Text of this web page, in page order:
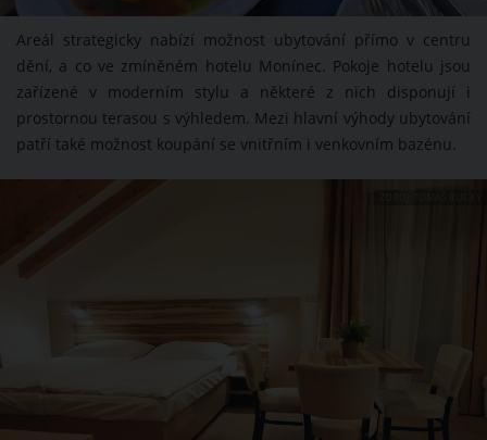
Areál strategicky nabízí možnost ubytování přímo v centru
dění, a co ve zmíněném hotelu Monínec. Pokoje hotelu jsou
zařízené v moderním stylu a některé z nich disponují i
prostornou terasou s výhledem. Mezi hlavní výhody ubytování
patří také možnost koupání se vnitřním i venkovním bazénu.